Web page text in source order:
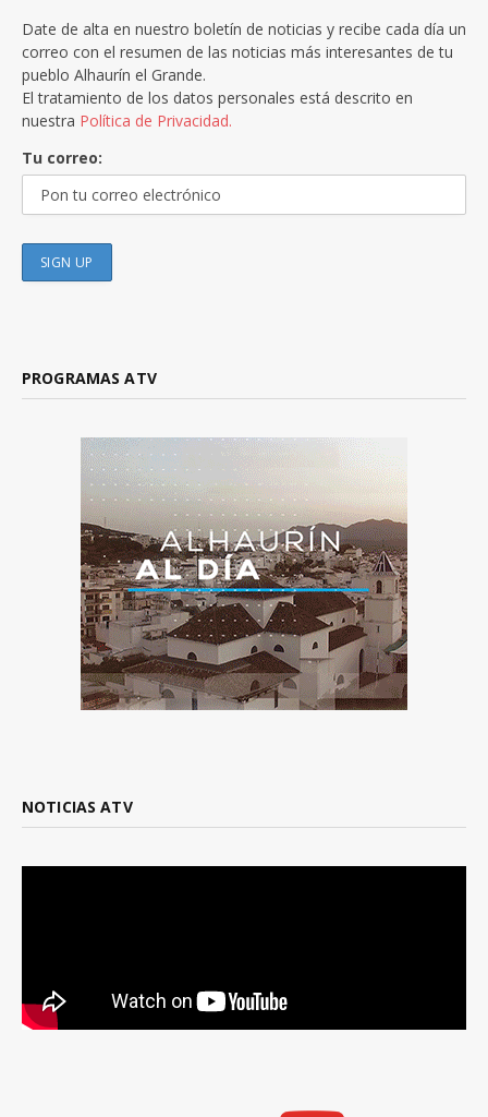
Date de alta en nuestro boletín de noticias y recibe cada día un
correo con el resumen de las noticias más interesantes de tu
pueblo Alhaurín el Grande.
El tratamiento de los datos personales está descrito en
nuestra Política de Privacidad.
Tu correo:
PROGRAMAS ATV
NOTICIAS ATV